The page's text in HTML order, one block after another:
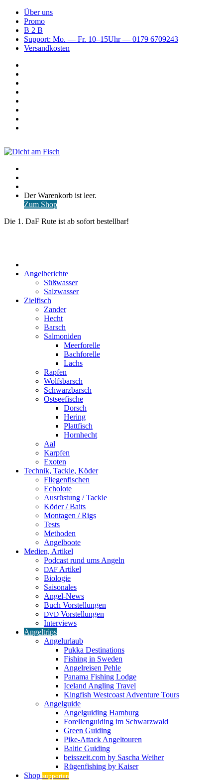
Über uns
Promo
B 2 B
Support: Mo. — Fr. 10–15Uhr — 0179 6709243
Versandkosten
Warenkorb
ansehen
Der Warenkorb ist leer.
Zum Shop
Die 1. DaF Rute ist ab sofort bestellbar!
Angelberichte
Süßwasser
Salzwasser
Zielfisch
Zander
Hecht
Barsch
Salmoniden
Meerforelle
Bachforelle
Lachs
Rapfen
Wolfsbarsch
Schwarzbarsch
Ostseefische
Dorsch
Hering
Plattfisch
Hornhecht
Aal
Karpfen
Exoten
Technik, Tackle, Köder
Fliegenfischen
Echolote
Ausrüstung / Tackle
Köder / Baits
Montagen / Rigs
Tests
Methoden
Angelboote
Medien, Artikel
Podcast rund ums Angeln
DAF Artikel
Biologie
Saisonales
Angel-News
Buch Vorstellungen
DVD Vorstellungen
Interviews
Angeltrips
Angelurlaub
Pukka Destinations
Fishing in Sweden
Angelreisen Pehle
Panama Fishing Lodge
Iceland Angling Travel
Kingfish Westcoast Adventure Tours
Angelguide
Angelguiding Hamburg
Forellenguiding im Schwarzwald
Green Guiding
Pike-Attack Angeltouren
Baltic Guiding
beisszeit.com by Sascha Weiher
Rügenfishing by Kaiser
Shop supporten